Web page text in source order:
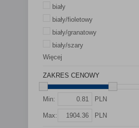
biały
biały/fioletowy
biały/granatowy
biały/szary
Więcej
ZAKRES CENOWY
Min: PLN
Max: PLN